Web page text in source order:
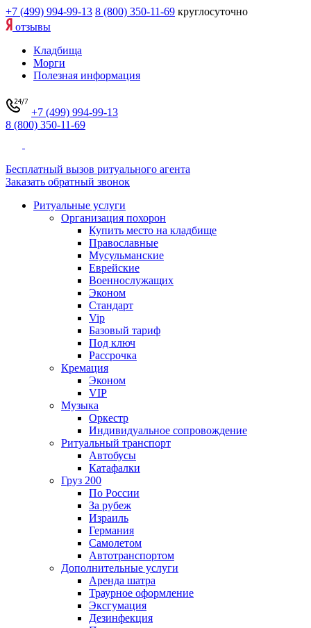
+7 (499) 994-99-13 8 (800) 350-11-69 круглосуточно
отзывы
Кладбища
Морги
Полезная информация
+7 (499) 994-99-13
8 (800) 350-11-69
Бесплатный вызов ритуального агента
Заказать обратный звонок
Ритуальные услуги
Организация похорон
Купить место на кладбище
Православные
Мусульманские
Еврейские
Военнослужащих
Эконом
Стандарт
Vip
Базовый тариф
Под ключ
Рассрочка
Кремация
Эконом
VIP
Музыка
Оркестр
Индивидуальное сопровождение
Ритуальный транспорт
Автобусы
Катафалки
Груз 200
По России
За рубеж
Израиль
Германия
Самолетом
Автотранспортом
Дополнительные услуги
Аренда шатра
Траурное оформление
Эксгумация
Дезинфекция